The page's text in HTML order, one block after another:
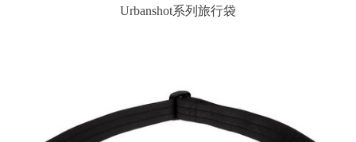
Urbanshot系列旅行袋